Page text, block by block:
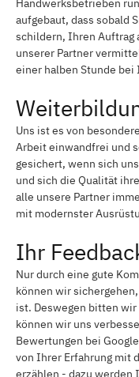
aufgebaut, dass sobald
schildern, Ihren Auftrag
unserer Partner
einer halben Stunde bei
Uns ist es von
Arbeit einwandfrei und
gesichert, wenn sich
und sich die Qualität
alle unsere Partner
mit modernster
Ihr
Nur durch eine gute
können wir
ist. Deswegen bitten
können wir uns
Bewertungen bei
von Ihrer Erfahrung mit
erzählen - dazu werden